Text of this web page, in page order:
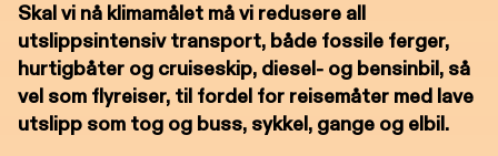
Skal vi nå klimamålet må vi redusere all
utslippsintensiv transport, både fossile ferger,
hurtigbåter og cruiseskip, diesel- og bensinbil, så
vel som flyreiser, til fordel for reisemåter med lave
utslipp som tog og buss, sykkel, gange og elbil.